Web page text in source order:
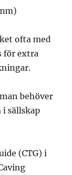
ofta med
för extra
behöver
i sällskap
(CTG) i